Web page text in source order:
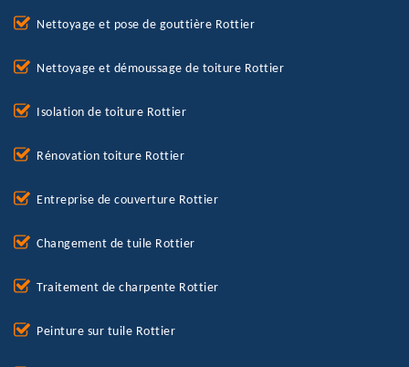
Nettoyage et pose de gouttière Rottier
Nettoyage et démoussage de toiture Rottier
Isolation de toiture Rottier
Rénovation toiture Rottier
Entreprise de couverture Rottier
Changement de tuile Rottier
Traitement de charpente Rottier
Peinture sur tuile Rottier